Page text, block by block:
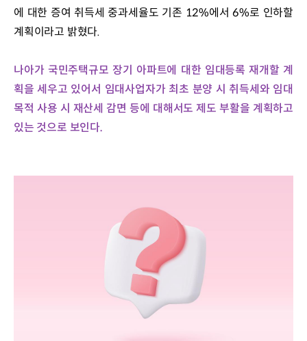
에 대한 증여 취득세 중과세율도 기존 12%에서 6%로 인하할
계획이라고 밝혔다.
나아가 국민주택규모 장기 아파트에 대한 임대등록 재개할 계
획을 세우고 있어서 임대사업자가 최초 분양 시 취득세와 임대
목적 사용 시 재산세 감면 등에 대해서도 제도 부활을 계획하고
있는 것으로 보인다.